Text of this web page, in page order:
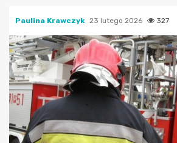
Paulina Krawczyk 23 lutego 2026 327